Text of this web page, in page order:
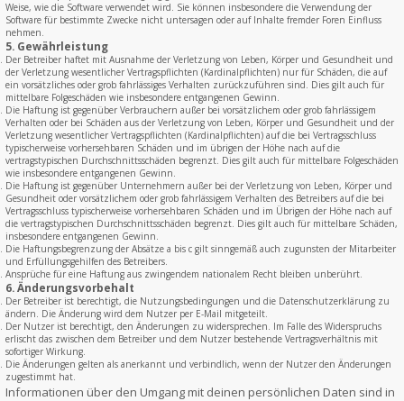
Weise, wie die Software verwendet wird. Sie können insbesondere die Verwendung der
Software für bestimmte Zwecke nicht untersagen oder auf Inhalte fremder Foren Einfluss
nehmen.
5. Gewährleistung
Der Betreiber haftet mit Ausnahme der Verletzung von Leben, Körper und Gesundheit und
der Verletzung wesentlicher Vertragspflichten (Kardinalpflichten) nur für Schäden, die auf
ein vorsätzliches oder grob fahrlässiges Verhalten zurückzuführen sind. Dies gilt auch für
mittelbare Folgeschäden wie insbesondere entgangenen Gewinn.
Die Haftung ist gegenüber Verbrauchern außer bei vorsätzlichem oder grob fahrlässigem
Verhalten oder bei Schäden aus der Verletzung von Leben, Körper und Gesundheit und der
Verletzung wesentlicher Vertragspflichten (Kardinalpflichten) auf die bei Vertragsschluss
typischerweise vorhersehbaren Schäden und im übrigen der Höhe nach auf die
vertragstypischen Durchschnittsschäden begrenzt. Dies gilt auch für mittelbare Folgeschäden
wie insbesondere entgangenen Gewinn.
Die Haftung ist gegenüber Unternehmern außer bei der Verletzung von Leben, Körper und
Gesundheit oder vorsätzlichem oder grob fahrlässigem Verhalten des Betreibers auf die bei
Vertragsschluss typischerweise vorhersehbaren Schäden und im Übrigen der Höhe nach auf
die vertragstypischen Durchschnittsschäden begrenzt. Dies gilt auch für mittelbare Schäden,
insbesondere entgangenen Gewinn.
Die Haftungsbegrenzung der Absätze a bis c gilt sinngemäß auch zugunsten der Mitarbeiter
und Erfüllungsgehilfen des Betreibers.
Ansprüche für eine Haftung aus zwingendem nationalem Recht bleiben unberührt.
6. Änderungsvorbehalt
Der Betreiber ist berechtigt, die Nutzungsbedingungen und die Datenschutzerklärung zu
ändern. Die Änderung wird dem Nutzer per E-Mail mitgeteilt.
Der Nutzer ist berechtigt, den Änderungen zu widersprechen. Im Falle des Widerspruchs
erlischt das zwischen dem Betreiber und dem Nutzer bestehende Vertragsverhältnis mit
sofortiger Wirkung.
Die Änderungen gelten als anerkannt und verbindlich, wenn der Nutzer den Änderungen
zugestimmt hat.
Informationen über den Umgang mit deinen persönlichen Daten sind in